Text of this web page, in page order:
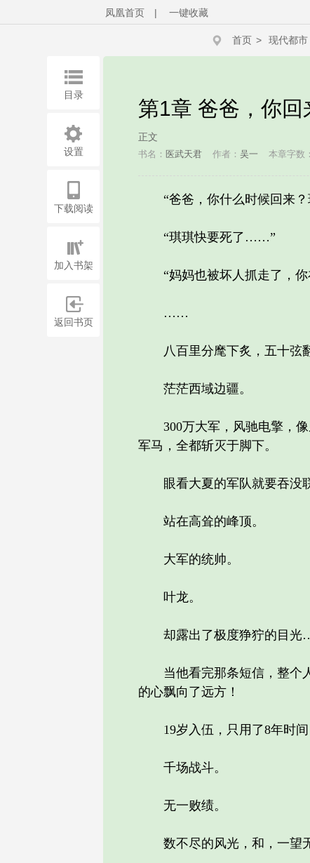
凤凰首页 | 一键收藏
首页 > 现代都市
第1章 爸爸，你回
正文
书名： 医武天君 作者： 吴一 本章字数
“爸爸，你什么时候回来？
“琪琪快要死了……”
“妈妈也被坏人抓走了，你
……
八百里分麾下炙，五十弦翻
茫茫西域边疆。
300万大军，风驰电擎，像
军马，全都斩灭于脚下。
眼看大夏的军队就要吞没联
站在高耸的峰顶。
大军的统帅。
叶龙。
却露出了极度狰狞的目
当他看完那条短信，整个人
的心飘向了远方！
19岁入伍，只用了8年时间
千场战斗。
无一败绩。
数不尽的风光，和，一望无
目录
设置
下载阅读
加入书架
返回书页